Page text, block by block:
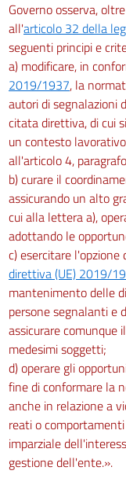
Governo osserva,
all'articolo 32 della
seguenti principi e
a) modificare, in
2019/1937, la
autori di segnalazioni
citata direttiva, di cui
un contesto
all'articolo 4,
b) curare il
assicurando un alto
cui alla lettera a),
adottando le
c) esercitare l'opzione
direttiva (UE) 2019/
mantenimento delle
persone segnalanti e
assicurare comunque
medesimi soggetti;
d) operare gli
fine di conformare la
anche in relazione a
reati o
imparziale
gestione dell'ente.».